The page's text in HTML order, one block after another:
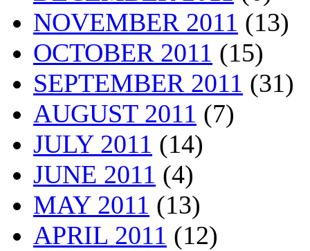
NOVEMBER 2011 (13)
OCTOBER 2011 (15)
SEPTEMBER 2011 (31)
AUGUST 2011 (7)
JULY 2011 (14)
JUNE 2011 (4)
MAY 2011 (13)
APRIL 2011 (12)